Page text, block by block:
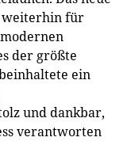
weiterhin für
der größte
ein
und dankbar,
verantworten